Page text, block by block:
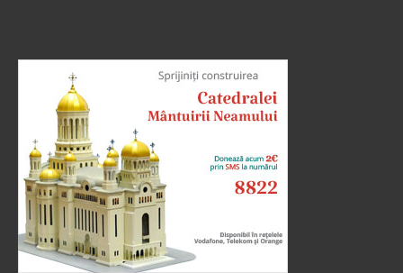
cei ce zic că nu este înviere, și L-au întrebat, zicând:
Învățătorule, Moise a zis: «Dacă cineva moare
neavând copii, fratele...
doxologia.ro
Preia articolele Doxologia în site-ul tău!